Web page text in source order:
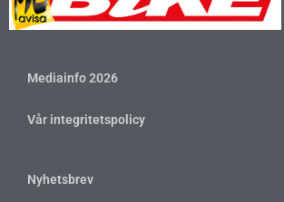
Mediainfo 2026
Vår integritetspolicy
Nyhetsbrev